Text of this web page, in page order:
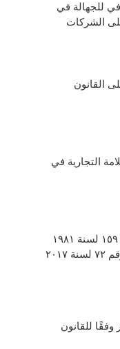
للجهالة في
الشركات
القانون
التجارية في
قانون الشركات رقم ١٥٩ لسنة ١٩٨١
أم قانون الاستثمار رقم ٧٢ لسنة ٢٠١٧
وفقًا للقانون